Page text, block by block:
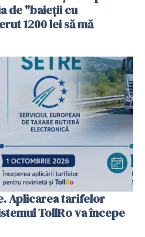
de "baieții cu
1200 lei să mă
Aplicarea tarifelor
TollRo va începe